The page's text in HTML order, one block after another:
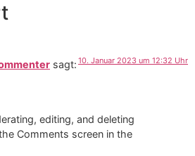
sagt: 10. Januar 2023 um 12:32 Uhr
editing, and deleting
Comments screen in the